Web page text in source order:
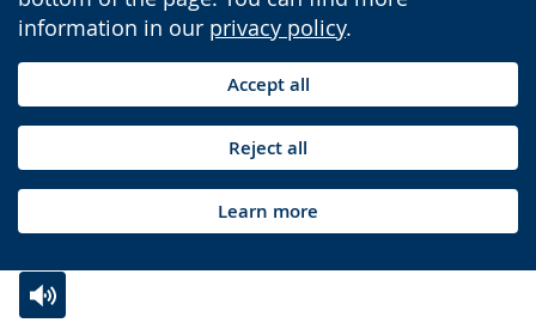
information in our privacy policy.
Accept all
Reject all
Learn more